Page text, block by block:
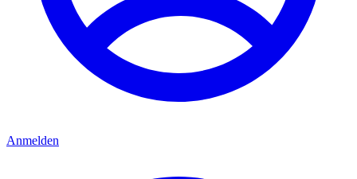
Anmelden